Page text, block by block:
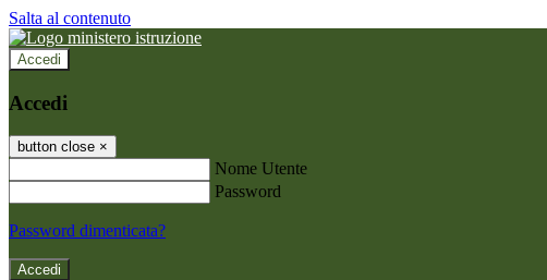
Salta al contenuto
Accedi
Accedi
button close ×
Nome Utente
Password
Password dimenticata?